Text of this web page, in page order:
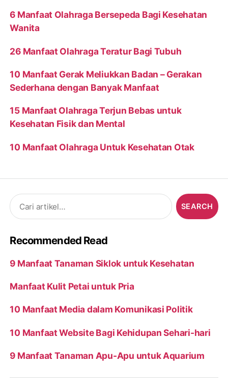
6 Manfaat Olahraga Bersepeda Bagi Kesehatan
Wanita
26 Manfaat Olahraga Teratur Bagi Tubuh
10 Manfaat Gerak Meliukkan Badan – Gerakan
Sederhana dengan Banyak Manfaat
15 Manfaat Olahraga Terjun Bebas untuk
Kesehatan Fisik dan Mental
10 Manfaat Olahraga Untuk Kesehatan Otak
Search
for:
Recommended Read
9 Manfaat Tanaman Siklok untuk Kesehatan
Manfaat Kulit Petai untuk Pria
10 Manfaat Media dalam Komunikasi Politik
10 Manfaat Website Bagi Kehidupan Sehari-hari
9 Manfaat Tanaman Apu-Apu untuk Aquarium